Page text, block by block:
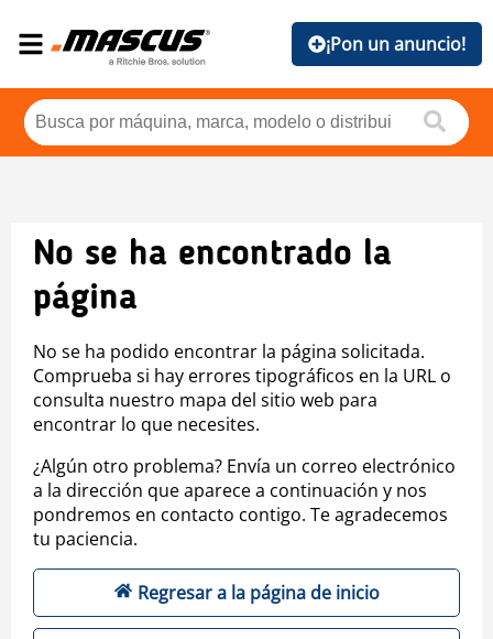
¡Pon un anuncio!
No se ha encontrado la
página
No se ha podido encontrar la página solicitada.
Comprueba si hay errores tipográficos en la URL o
consulta nuestro mapa del sitio web para
encontrar lo que necesites.
¿Algún otro problema? Envía un correo electrónico
a la dirección que aparece a continuación y nos
pondremos en contacto contigo. Te agradecemos
tu paciencia.
Regresar a la página de inicio